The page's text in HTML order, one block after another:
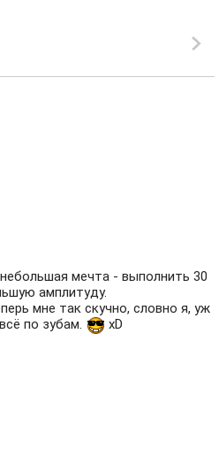
мечта - выполнить 30
амплитуду.
мне так скучно, словно я, уж
по зубам.
xD